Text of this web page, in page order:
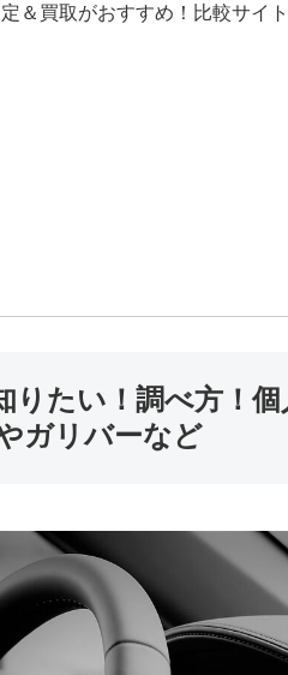
＆買取がおすすめ！比較サイ
りたい！調べ方！個
ガリバーなど